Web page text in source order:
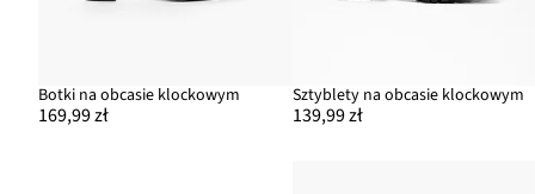
Botki na obcasie klockowym
169,99 zł
Sztyblety na obcasie klockowym
139,99 zł